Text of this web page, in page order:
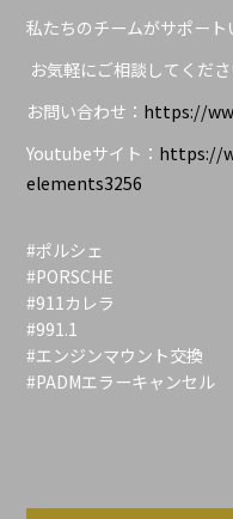
私たちのチームがサポート
お気軽にご相談してくださ
お問い合わせ： https://
Youtubeサイト： https://
elements3256
#ポルシェ
#PORSCHE
#911カレラ
#991.1
#エンジンマウント交換
#PADMエラーキャンセル